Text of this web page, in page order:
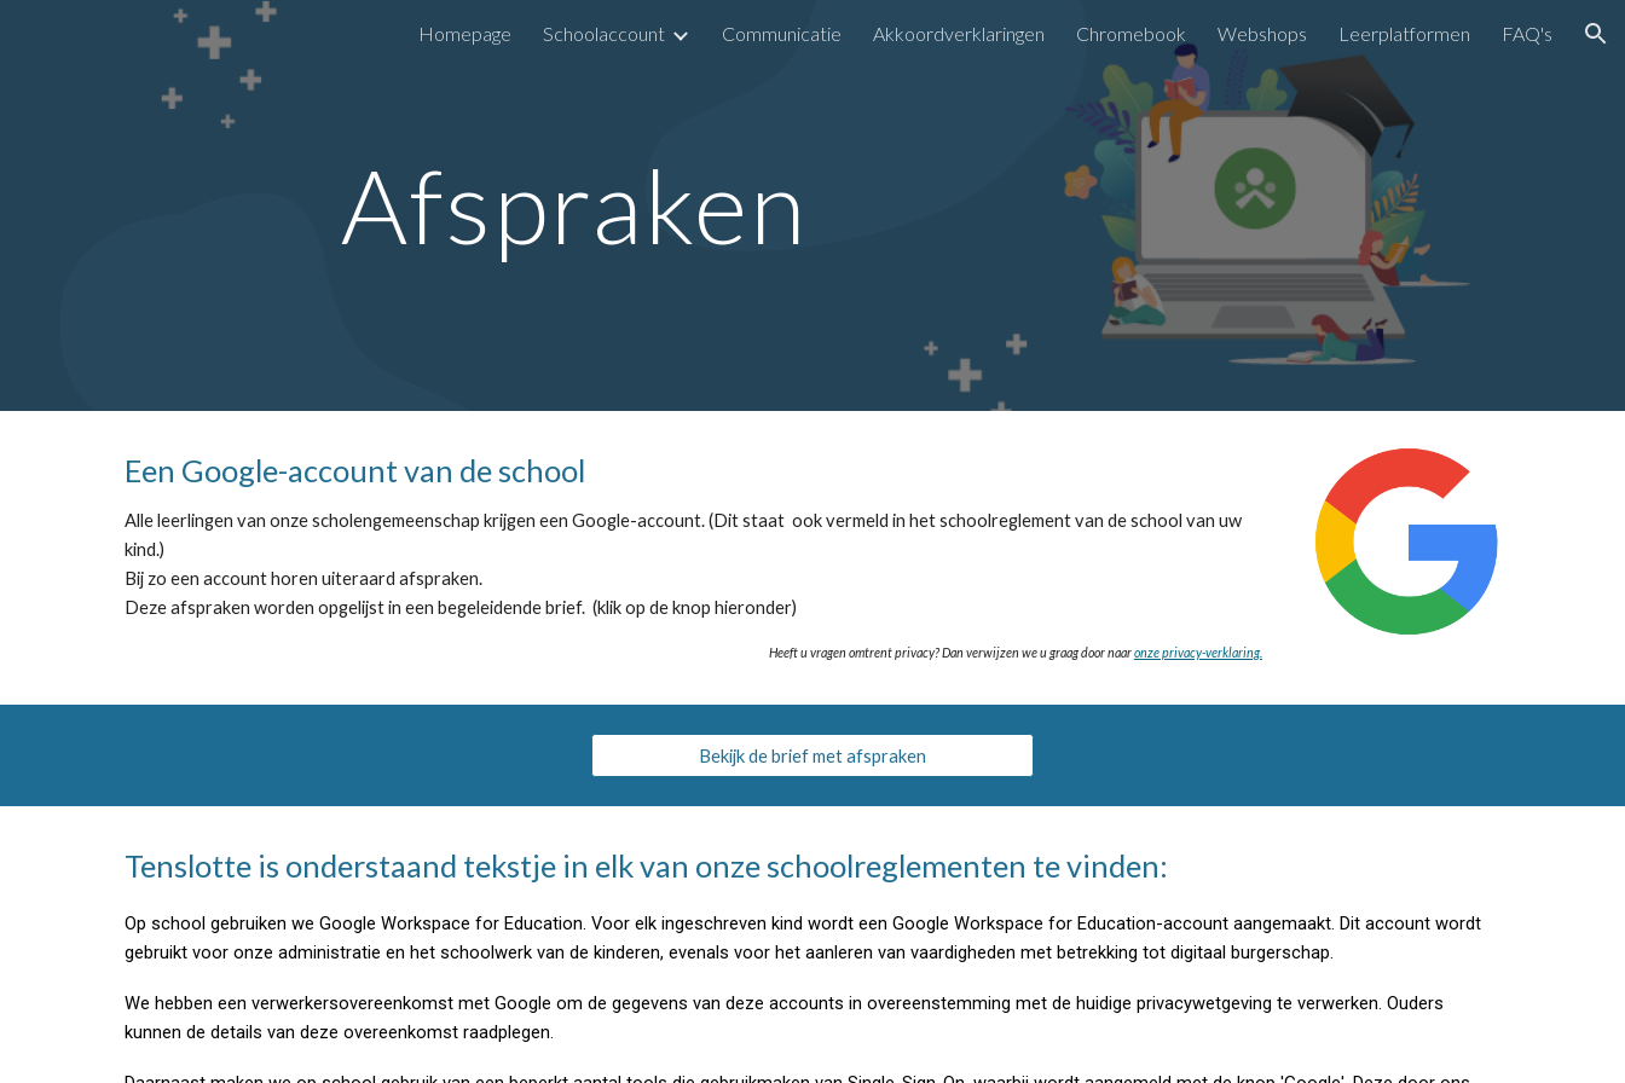
Skip to main content Skip to navigation
Homepage Schoolaccount Communicatie Akkoordverklaringen Chromebook Webshops Leerplatformen FAQ's
Afspraken
Een Google-account van de school
Alle leerlingen van onze scholengemeenschap krijgen een Google-account. (Dit staat ook vermeld in het schoolreglement van de school van uw
kind.)
Bij zo een account horen uiteraard afspraken.
Deze afspraken worden opgelijst in een begeleidende brief. (klik op de knop hieronder)
Heeft u vragen omtrent privacy? Dan verwijzen we u graag door naaronze privacy-verklaring.
Bekijk de brief met afspraken
Tenslotte is onderstaand tekstje in elk van onze schoolreglementen te vinden:
Op school gebruiken we Google Workspace for Education. Voor elk ingeschreven kind wordt een Google Workspace for Education-account aangemaakt. Dit account wordt
gebruikt voor onze administratie en het schoolwerk van de kinderen, evenals voor het aanleren van vaardigheden met betrekking tot digitaal burgerschap.
We hebben een verwerkersovereenkomst met Google om de gegevens van deze accounts in overeenstemming met de huidige privacywetgeving te verwerken. Ouders
kunnen de details van deze overeenkomst raadplegen.